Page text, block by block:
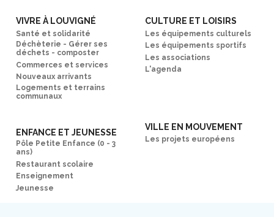
VIVRE À LOUVIGNÉ
Santé et solidarité
Déchèterie - Gérer ses
déchets - composter
Commerces et services
Nouveaux arrivants
Logements et terrains
communaux
CULTURE ET LOISIRS
Les équipements culturels
Les équipements sportifs
Les associations
L'agenda
ENFANCE ET JEUNESSE
Pôle Petite Enfance (0 - 3
ans)
Restaurant scolaire
Enseignement
Jeunesse
VILLE EN MOUVEMENT
Les projets européens